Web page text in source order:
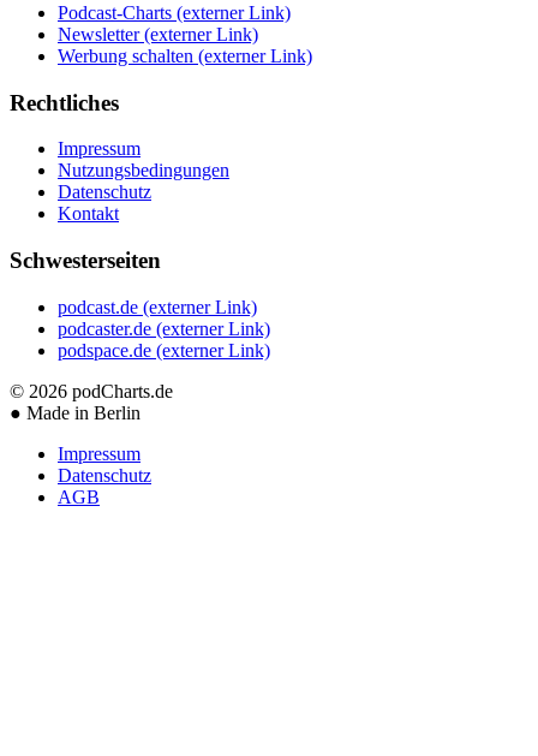
Podcast-Charts (externer Link)
Newsletter (externer Link)
Werbung schalten (externer Link)
Rechtliches
Impressum
Nutzungsbedingungen
Datenschutz
Kontakt
Schwesterseiten
podcast.de (externer Link)
podcaster.de (externer Link)
podspace.de (externer Link)
© 2026 podCharts.de
● Made in Berlin
Impressum
Datenschutz
AGB